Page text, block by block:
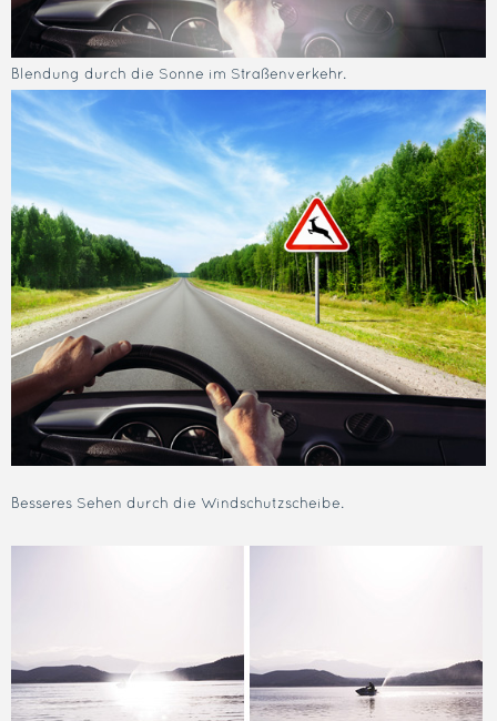
Blendung durch die Sonne im Straßenverkehr.
Besseres Sehen durch die Windschutzscheibe.